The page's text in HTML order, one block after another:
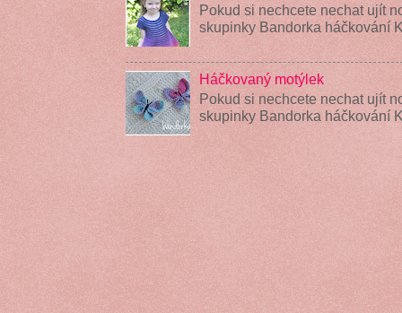
Pokud si nechcete nechat ujít
skupinky Bandorka háčkování
Háčkovaný motýlek
Pokud si nechcete nechat ujít
skupinky Bandorka háčkování